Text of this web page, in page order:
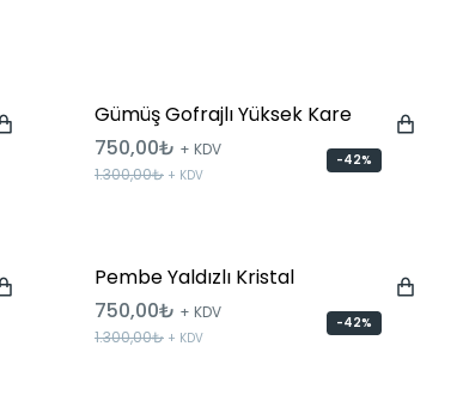
Gümüş Gofrajlı Yüksek Kare
750,00₺ + KDV
1.300,00₺ + KDV
-42%
Pembe Yaldızlı Kristal
750,00₺ + KDV
1.300,00₺ + KDV
-42%